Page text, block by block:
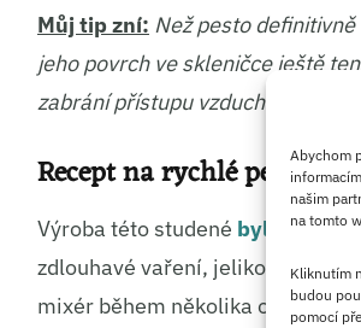
Abychom
našim
na tomto
Kliknutím
budou
pomocí
Můj tip zní: Než pesto
jeho povrch ve skleničce ještě
zabrání přístupu vzduchu, takže
Recept na rychlé pesto z
Výroba této studené bylinkové
zdlouhavé vaření, jelikož
mixér během několika okamžiků.